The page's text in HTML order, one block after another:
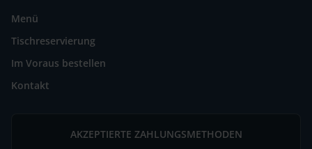
Menü
Tischreservierung
Im Voraus bestellen
Kontakt
AKZEPTIERTE ZAHLUNGSMETHODEN